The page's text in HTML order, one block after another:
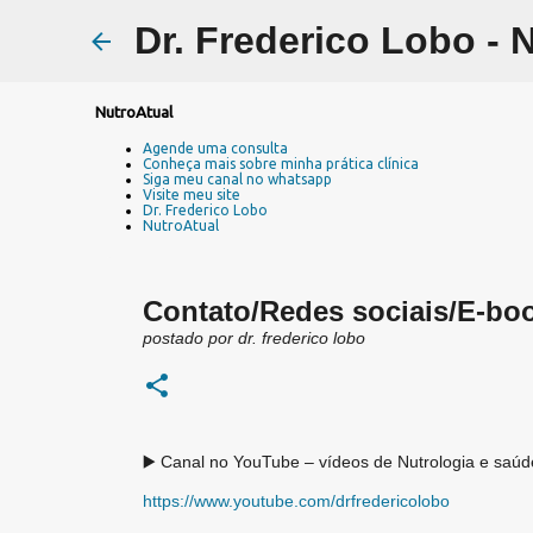
Dr. Frederico Lobo -
NutroAtual
Agende uma consulta
Conheça mais sobre minha prática clínica
Siga meu canal no whatsapp
Visite meu site
Dr. Frederico Lobo
NutroAtual
Contato/Redes sociais/E-
postado por dr. frederico lobo
▶️ Canal no YouTube – vídeos de Nutrologia e
https://www.youtube.com/drfredericolobo